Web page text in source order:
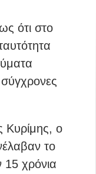
ότι στο
Κυρίμης, ο
το
χρόνια